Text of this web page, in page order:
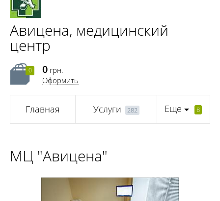
Авицена, медицинский
центр
0 0 грн.
Оформить
Главная Услуги 282 Еще 8
МЦ "Авицена"